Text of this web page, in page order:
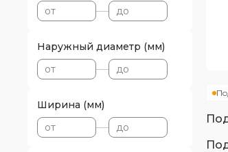
Наружный диаметр (мм)
Ширина (мм)